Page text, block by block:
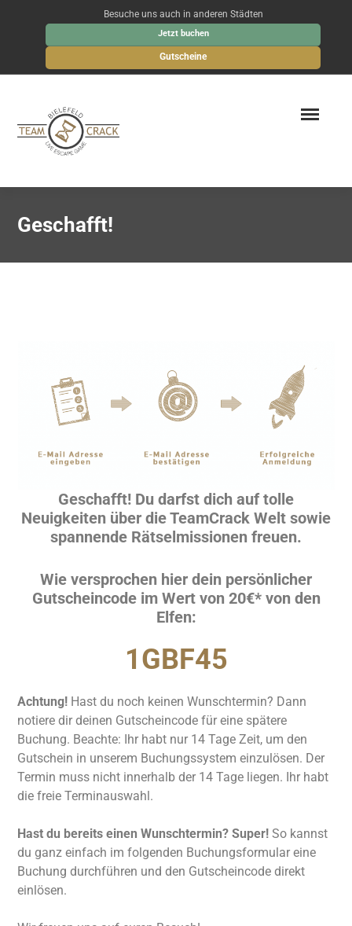
Besuche uns auch in anderen Städten
Jetzt buchen
Gutscheine
Geschafft!
Geschafft! Du darfst dich auf tolle
Neuigkeiten über die TeamCrack Welt sowie
spannende Rätselmissionen freuen.
Wie versprochen hier dein persönlicher
Gutscheincode im Wert von 20€* von den
Elfen:
1GBF45
Achtung! Hast du noch keinen Wunschtermin? Dann
notiere dir deinen Gutscheincode für eine spätere
Buchung. Beachte: Ihr habt nur 14 Tage Zeit, um den
Gutschein in unserem Buchungssystem einzulösen. Der
Termin muss nicht innerhalb der 14 Tage liegen. Ihr habt
die freie Terminauswahl.
Hast du bereits einen Wunschtermin? Super! So kannst
du ganz einfach im folgenden Buchungsformular eine
Buchung durchführen und den Gutscheincode direkt
einlösen.